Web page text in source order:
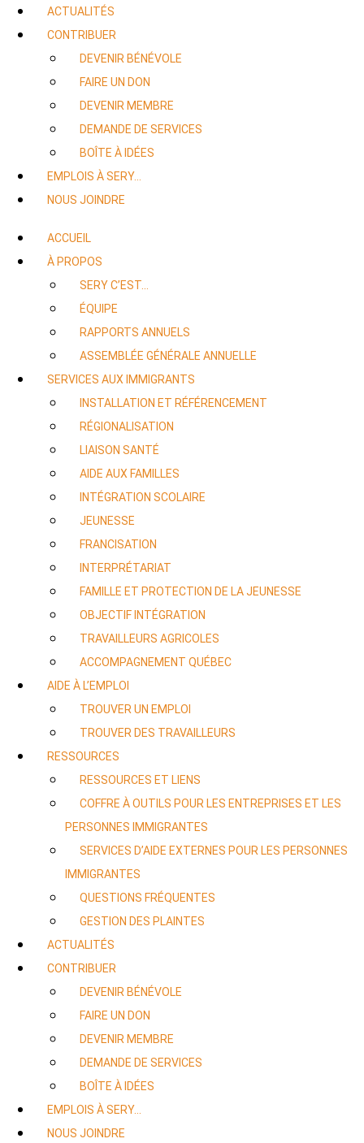
ACTUALITÉS
CONTRIBUER
DEVENIR BÉNÉVOLE
FAIRE UN DON
DEVENIR MEMBRE
DEMANDE DE SERVICES
BOÎTE À IDÉES
EMPLOIS À SERY…
NOUS JOINDRE
ACCUEIL
À PROPOS
SERY C’EST…
ÉQUIPE
RAPPORTS ANNUELS
ASSEMBLÉE GÉNÉRALE ANNUELLE
SERVICES AUX IMMIGRANTS
INSTALLATION ET RÉFÉRENCEMENT
RÉGIONALISATION
LIAISON SANTÉ
AIDE AUX FAMILLES
INTÉGRATION SCOLAIRE
JEUNESSE
FRANCISATION
INTERPRÉTARIAT
FAMILLE ET PROTECTION DE LA JEUNESSE
OBJECTIF INTÉGRATION
TRAVAILLEURS AGRICOLES
ACCOMPAGNEMENT QUÉBEC
AIDE À L’EMPLOI
TROUVER UN EMPLOI
TROUVER DES TRAVAILLEURS
RESSOURCES
RESSOURCES ET LIENS
COFFRE À OUTILS POUR LES ENTREPRISES ET LES
PERSONNES IMMIGRANTES
SERVICES D’AIDE EXTERNES POUR LES PERSONNES
IMMIGRANTES
QUESTIONS FRÉQUENTES
GESTION DES PLAINTES
ACTUALITÉS
CONTRIBUER
DEVENIR BÉNÉVOLE
FAIRE UN DON
DEVENIR MEMBRE
DEMANDE DE SERVICES
BOÎTE À IDÉES
EMPLOIS À SERY…
NOUS JOINDRE